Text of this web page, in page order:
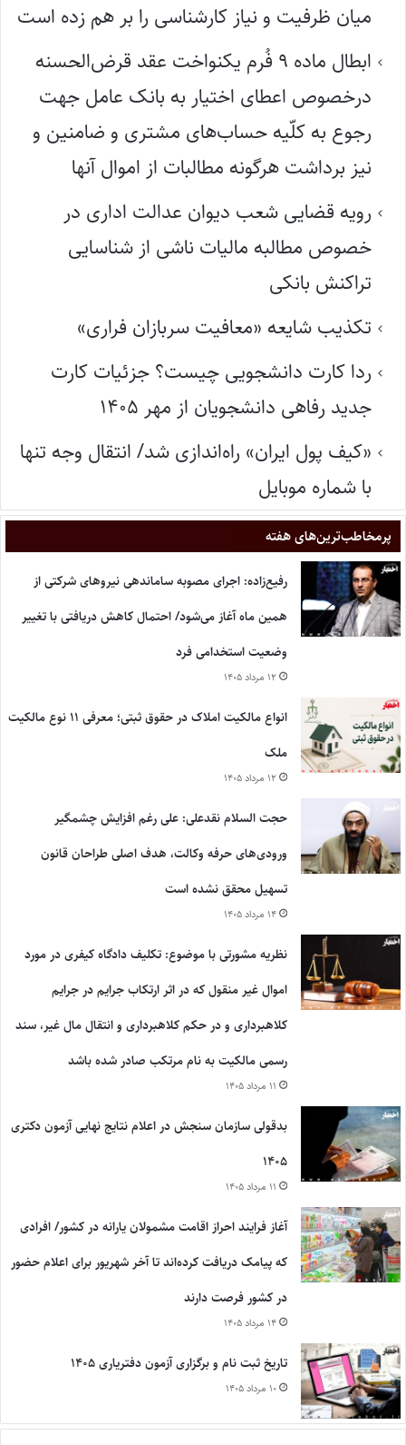
میان ظرفیت و نیاز کارشناسی را بر هم زده است
ابطال ماده ۹ فُرم یکنواخت عقد قرض‌الحسنه
درخصوص اعطای اختیار به بانک عامل جهت
رجوع به کلّیه حساب‌های مشتری و ضامنین و
نیز برداشت هرگونه مطالبات از اموال آنها
رویه قضایی شعب دیوان عدالت اداری در
خصوص مطالبه مالیات ناشی از شناسایی
تراکنش بانکی
تکذیب شایعه «معافیت سربازان فراری»
ردا کارت دانشجویی چیست؟ جزئیات کارت
جدید رفاهی دانشجویان از مهر ۱۴۰۵
«کیف پول ایران» راه‌اندازی شد/ انتقال وجه تنها
با شماره موبایل
پر‌مخاطب‌ترین‌های هفته
رفیع‌زاده: اجرای مصوبه ساماندهی نیروهای شرکتی از
همین ماه آغاز می‌شود/ احتمال کاهش دریافتی با تغییر
وضعیت استخدامی فرد
۱۲ مرداد ۱۴۰۵
انواع مالکیت املاک در حقوق ثبتی؛ معرفی ۱۱ نوع مالکیت
ملک
۱۲ مرداد ۱۴۰۵
حجت السلام نقدعلی: علی رغم افزایش چشمگیر
ورودی‌های حرفه وکالت، هدف اصلی طراحان قانون
تسهیل محقق نشده است
۱۴ مرداد ۱۴۰۵
نظریه مشورتی با موضوع: تکلیف دادگاه کیفری در مورد
اموال غیر منقول که در اثر ارتکاب جرایم در جرایم
کلاهبرداری و در حکم کلاهبرداری و انتقال مال غیر، سند
رسمی مالکیت به نام مرتکب صادر شده باشد
۱۱ مرداد ۱۴۰۵
بدقولی سازمان سنجش در اعلام نتایج نهایی آزمون دکتری
۱۴۰۵
۱۱ مرداد ۱۴۰۵
آغاز فرایند احراز اقامت مشمولان یارانه در کشور/ افرادی
که پیامک دریافت کرده‌اند تا آخر شهریور برای اعلام حضور
در کشور فرصت دارند
۱۴ مرداد ۱۴۰۵
تاریخ ثبت نام و برگزاری آزمون دفتریاری ۱۴۰۵
۱۰ مرداد ۱۴۰۵